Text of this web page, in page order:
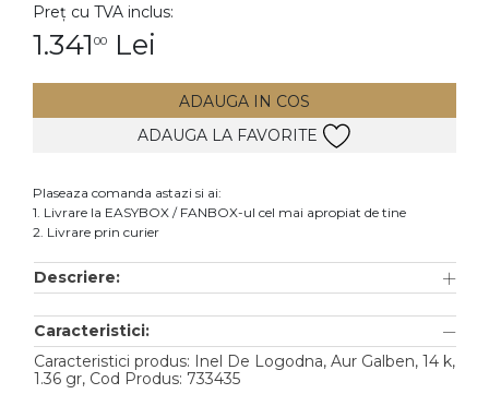
Cercei
Accesorii
Aur alb
Aur roz
Preț cu TVA inclus:
1.341 00 Lei
ADAUGA IN COS
ADAUGA LA FAVORITE
Plaseaza comanda astazi si ai:
1. Livrare la EASYBOX / FANBOX-ul cel mai apropiat de tine
2. Livrare prin curier
Descriere:
Caracteristici:
Caracteristici produs: Inel De Logodna, Aur Galben, 14 k,
1.36 gr, Cod Produs: 733435